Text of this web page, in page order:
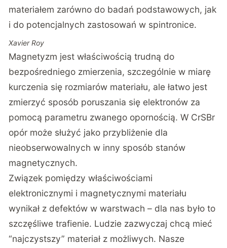
materiałem zarówno do badań podstawowych, jak
i do potencjalnych zastosowań w spintronice.
Xavier Roy
Magnetyzm jest właściwością trudną do
bezpośredniego zmierzenia, szczególnie w miarę
kurczenia się rozmiarów materiału, ale łatwo jest
zmierzyć sposób poruszania się elektronów za
pomocą parametru zwanego opornością. W CrSBr
opór może służyć jako przybliżenie dla
nieobserwowalnych w inny sposób stanów
magnetycznych.
Związek pomiędzy właściwościami
elektronicznymi i magnetycznymi materiału
wynikał z defektów w warstwach – dla nas było to
szczęśliwe trafienie. Ludzie zazwyczaj chcą mieć
“najczystszy” materiał z możliwych. Nasze